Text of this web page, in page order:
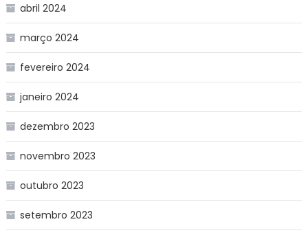
abril 2024
março 2024
fevereiro 2024
janeiro 2024
dezembro 2023
novembro 2023
outubro 2023
setembro 2023